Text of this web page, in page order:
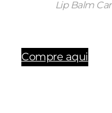
Lip Balm
Compre aqui